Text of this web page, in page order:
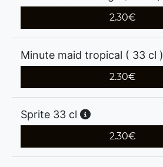
2.30€
Minute maid tropical ( 33 cl )
2.30€
Sprite 33 cl
2.30€